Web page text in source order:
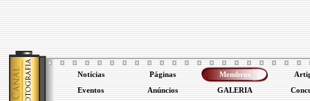
Notícias Páginas Membros
Eventos Anúncios GALERIA